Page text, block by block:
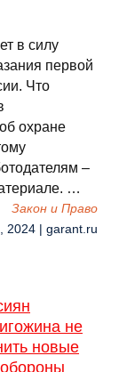
в силу
первой
Что
охране
–
…
Закон и Право
2024 | garant.ru
не
новые